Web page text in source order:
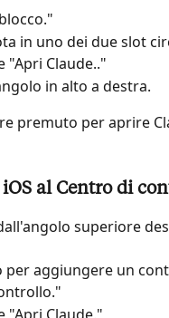
in uno dei due slot
"Apri Claude.."
in alto a destra.
premuto per aprire
al Centro di
superiore
per aggiungere un